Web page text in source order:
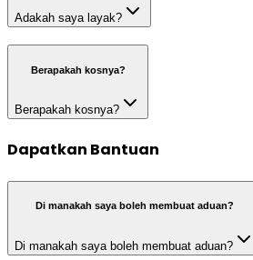
Adakah saya layak?
Berapakah kosnya?
Berapakah kosnya?
Dapatkan Bantuan
Di manakah saya boleh membuat aduan?
Di manakah saya boleh membuat aduan?